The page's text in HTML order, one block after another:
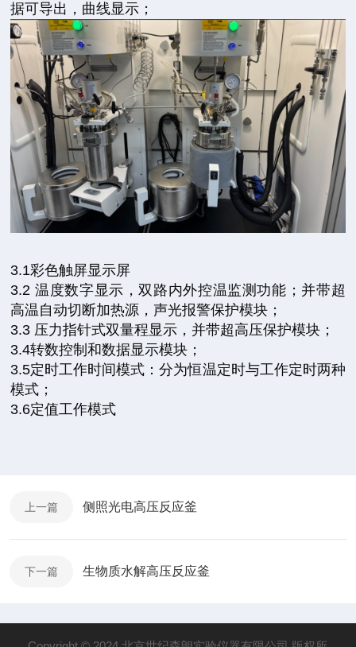
据可导出，曲线显示；
3.1彩色触屏显示屏
3.2 温度数字显示，双路内外控温监测功能；并带超
高温自动切断加热源，声光报警保护模块；
3.3 压力指针式双量程显示，并带超高压保护模块；
3.4转数控制和数据显示模块；
3.5定时工作时间模式：分为恒温定时与工作定时两种
模式；
3.6定值工作模式
上一篇 侧照光电高压反应釜
下一篇 生物质水解高压反应釜